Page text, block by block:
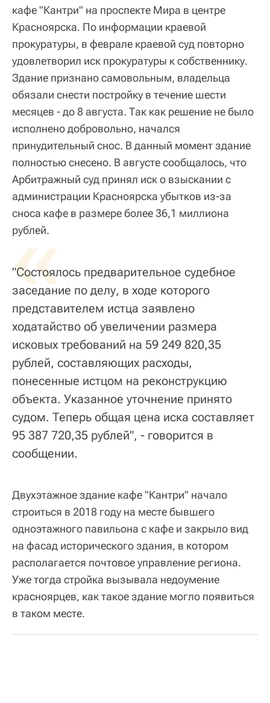
кафе "Кантри" на проспекте Мира в центре
Красноярска. По информации краевой
прокуратуры, в феврале краевой суд повторно
удовлетворил иск прокуратуры к собственнику.
Здание признано самовольным, владельца
обязали снести постройку в течение шести
месяцев - до 8 августа. Так как решение не было
исполнено добровольно, начался
принудительный снос. В данный момент здание
полностью снесено. В августе сообщалось, что
Арбитражный суд принял иск о взыскании с
администрации Красноярска убытков из-за
сноса кафе в размере более 36,1 миллиона
рублей.
«
"Состоялось предварительное судебное
заседание по делу, в ходе которого
представителем истца заявлено
ходатайство об увеличении размера
исковых требований на 59 249 820,35
рублей, составляющих расходы,
понесенные истцом на реконструкцию
объекта. Указанное уточнение принято
судом. Теперь общая цена иска составляет
95 387 720,35 рублей", - говорится в
сообщении.
Двухэтажное здание кафе "Кантри" начало
строиться в 2018 году на месте бывшего
одноэтажного павильона с кафе и закрыло вид
на фасад исторического здания, в котором
располагается почтовое управление региона.
Уже тогда стройка вызывала недоумение
красноярцев, как такое здание могло появиться
в таком месте.